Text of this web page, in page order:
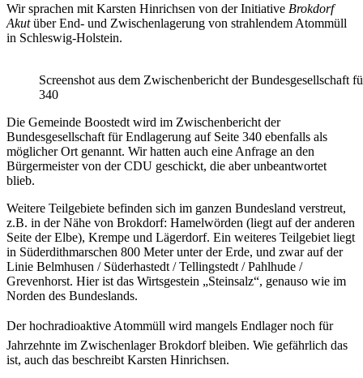
Wir sprachen mit Karsten Hinrichsen von der Initiative Brokdorf
Akutüber End- und Zwischenlagerung von strahlendem Atommüll
in Schleswig-Holstein.
Screenshot aus dem Zwischenbericht der Bundesgesellschaft
340
Die Gemeinde Boostedt wird im Zwischenbericht der
Bundesgesellschaft für Endlagerung auf Seite 340 ebenfalls als
möglicher Ort genannt. Wir hatten auch eine Anfrage an den
Bürgermeister von der CDU geschickt, die aber unbeantwortet
blieb.
Weitere Teilgebiete befinden sich im ganzen Bundesland verstreut,
z.B. in der Nähe von Brokdorf: Hamelwörden (liegt auf der anderen
Seite der Elbe), Krempe und Lägerdorf. Ein weiteres Teilgebiet liegt
in Süderdithmarschen 800 Meter unter der Erde, und zwar auf der
Linie Belmhusen / Süderhastedt / Tellingstedt / Pahlhude /
Grevenhorst. Hier ist das Wirtsgestein „Steinsalz“, genauso wie im
Norden des Bundeslands.
Der hochradioaktive Atommüll wird mangels Endlager noch für
Jahrzehnte im Zwischenlager Brokdorf bleiben. Wie gefährlich das
ist, auch das beschreibt Karsten Hinrichsen.